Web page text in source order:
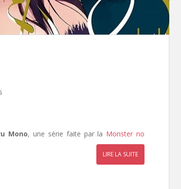
Mono, une série faite par la Monster no
LIRE LA SUITE